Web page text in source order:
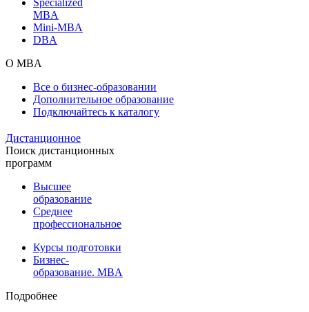
MBA
Mini-MBA
DBA
О MBA
Все о бизнес-образовании
Дополнительное образование
Подключайтесь к каталогу
Дистанционное
Поиск дистанционных
программ
Высшее
образование
Среднее
профессиональное
Курсы подготовки
Бизнес-
образование. MBA
Подробнее